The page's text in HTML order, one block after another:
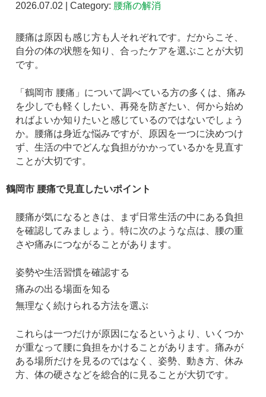
2026.07.02 | Category: 腰痛の解消
腰痛は原因も感じ方も人それぞれです。だからこそ、
自分の体の状態を知り、合ったケアを選ぶことが大切
です。
「鶴岡市 腰痛」について調べている方の多くは、痛み
を少しでも軽くしたい、再発を防ぎたい、何から始め
ればよいか知りたいと感じているのではないでしょう
か。腰痛は身近な悩みですが、原因を一つに決めつけ
ず、生活の中でどんな負担がかかっているかを見直す
ことが大切です。
鶴岡市 腰痛で見直したいポイント
腰痛が気になるときは、まず日常生活の中にある負担
を確認してみましょう。特に次のような点は、腰の重
さや痛みにつながることがあります。
姿勢や生活習慣を確認する
痛みの出る場面を知る
無理なく続けられる方法を選ぶ
これらは一つだけが原因になるというより、いくつか
が重なって腰に負担をかけることがあります。痛みが
ある場所だけを見るのではなく、姿勢、動き方、休み
方、体の硬さなどを総合的に見ることが大切です。